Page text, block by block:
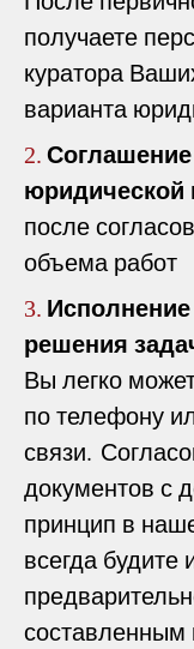
получаете
куратора
варианта
2.
после
объема работ
3.
решения
Вы легко
по телефону
связи.
документов с
принцип в
всегда будите